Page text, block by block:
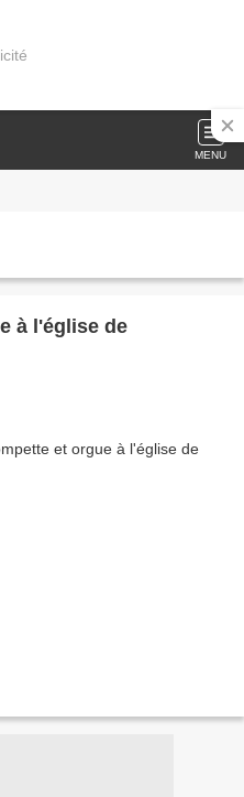
MENU
à l'église de